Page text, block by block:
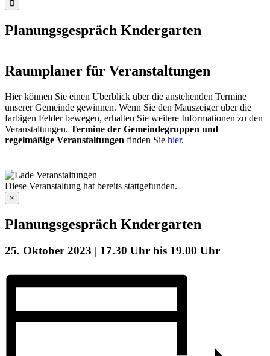
Planungsgespräch Kndergarten
Raumplaner für Veranstaltungen
Hier können Sie einen Überblick über die anstehenden Termine
unserer Gemeinde gewinnen. Wenn Sie den Mauszeiger über die
farbigen Felder bewegen, erhalten Sie weitere Informationen zu den
Veranstaltungen. Termine der Gemeindegruppen und
regelmäßige Veranstaltungen finden Sie hier.
Diese Veranstaltung hat bereits stattgefunden.
×
Planungsgespräch Kndergarten
25. Oktober 2023 | 17.30 Uhr bis 19.00 Uhr